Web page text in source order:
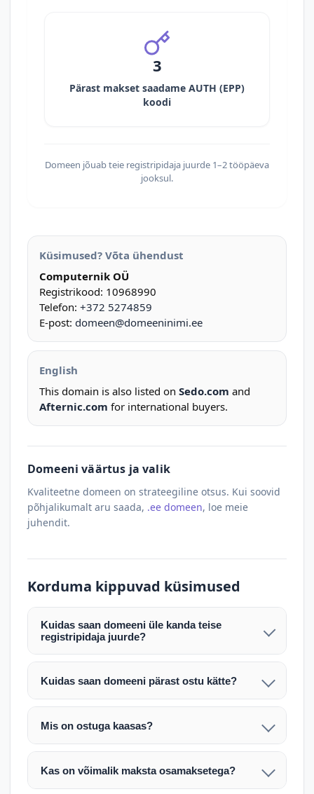
3
Pärast makset saadame AUTH (EPP)
koodi
Domeen jõuab teie registripidaja juurde 1–2 tööpäeva
jooksul.
Küsimused? Võta ühendust
Computernik OÜ
Registrikood: 10968990
Telefon: +372 5274859
E-post: domeen@domeeninimi.ee
English
This domain is also listed on Sedo.com and
Afternic.com for international buyers.
Domeeni väärtus ja valik
Kvaliteetne domeen on strateegiline otsus. Kui soovid
põhjalikumalt aru saada, .ee domeen, loe meie
juhendit.
Korduma kippuvad küsimused
Kuidas saan domeeni üle kanda teise
registripidaja juurde?
Pärast makse laekumist edastame teile domeeni
AUTH (EPP) koodi. Selle abil saate domeeni üle
Domeeni ülekandmine toimub registripidajate
tööpäeva. Täpsemad juhised saadetakse teile e-
posti teel pärast tehingu kinnitamist.
Kuidas saan domeeni pärast ostu kätte?
Pärast ostu vormistamist väljastame arve.
Maksekinnituse järel edastame teile domeeni
enda valitud registripidaja juurde.
Mis on ostuga kaasas?
Ostuga kaasas on domeeninime omandiõigus.
Veebimajutust ja e-posti teenuseid tuleb tellida
Kas on võimalik maksta osamaksetega?